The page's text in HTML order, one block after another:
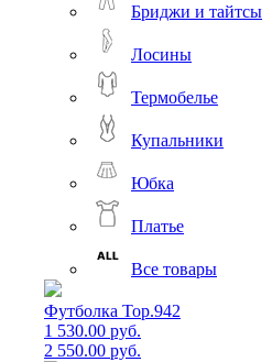
Бриджи и тайтсы
Лосины
Термобелье
Купальники
Юбка
Платье
Все товары
Футболка Top.942
1 530.00 руб.
2 550.00 руб.